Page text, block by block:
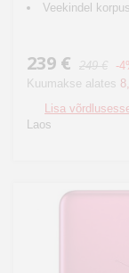
Veekindel
239 € 249 €
-
Kuumakse alates
Lisa
Laos